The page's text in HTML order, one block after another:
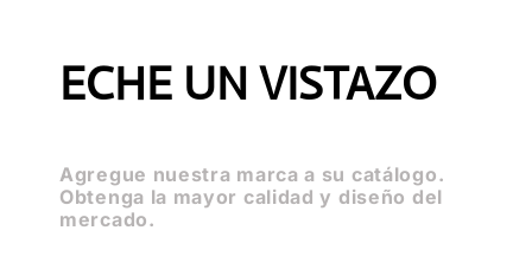
ECHE UN VISTAZO
Agregue nuestra marca a su catálogo.
Obtenga la mayor calidad y diseño del
mercado.